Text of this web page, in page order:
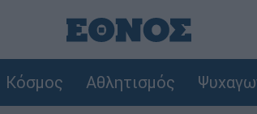
Κόσμος Αθλητισμός